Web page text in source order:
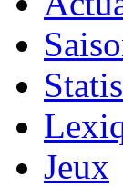
Jeux